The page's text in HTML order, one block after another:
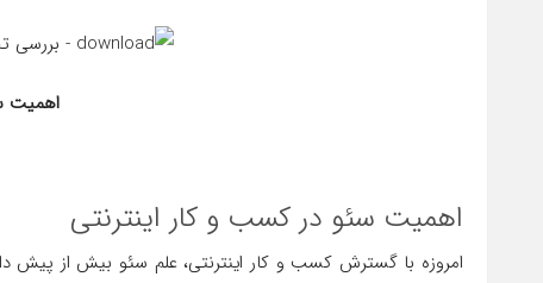
اهمیت
اهمیت سئو در کسب و کار اینترنتی
امروزه با گسترش کسب و کار اینترنتی، علم سئو بیش از پیش